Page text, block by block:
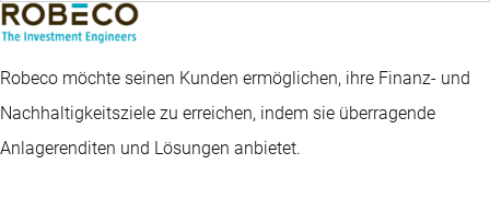
Robeco möchte seinen Kunden ermöglichen, ihre Finanz- und
Nachhaltigkeitsziele zu erreichen, indem sie überragende
Anlagerenditen und Lösungen anbietet.